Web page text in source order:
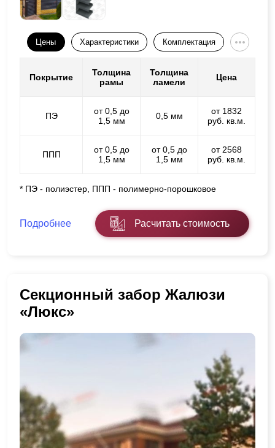
Цены Характеристики Комплектация
Покрытие
Толщина
рамы
Толщина
ламели
Цена
ПЭ
от 0,5 до
1,5 мм
0,5 мм
от 1832
руб. кв.м.
ППП
от 0,5 до
1,5 мм
от 0,5 до
1,5 мм
от 2568
руб. кв.м.
* ПЭ - полиэстер, ППП - полимерно-порошковое
Подробнее Расчитать стоимость
Секционный забор Жалюзи
«Люкс»